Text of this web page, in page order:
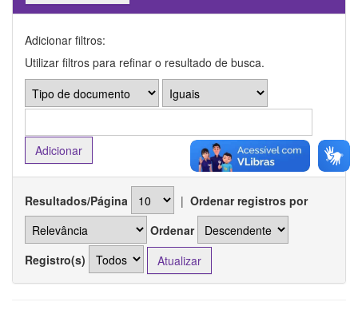
Adicionar filtros:
Utilizar filtros para refinar o resultado de busca.
Resultados/Página | Ordenar registros por
Ordenar
Registro(s)